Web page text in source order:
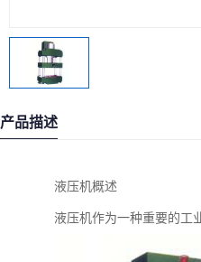
产品描述
液压机概述
液压机作为一种重要的工